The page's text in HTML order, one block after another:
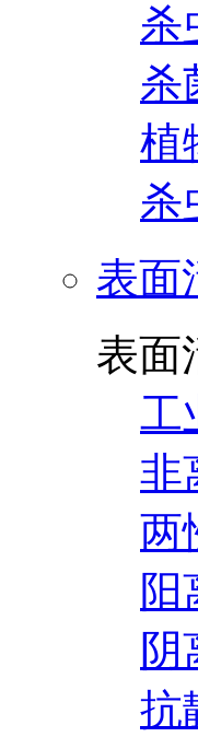
杀
杀
植
杀
表面
表面
工
非
两
阳
阴
抗